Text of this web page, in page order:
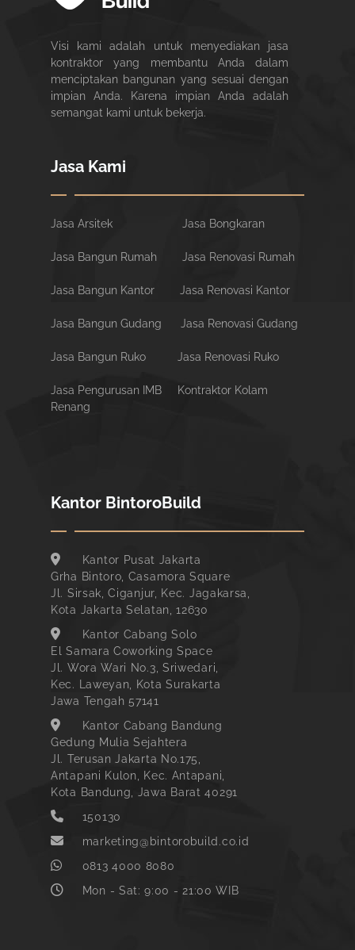
Visi kami adalah untuk menyediakan jasa
kontraktor yang membantu Anda dalam
menciptakan bangunan yang sesuai dengan
impian Anda. Karena impian Anda adalah
semangat kami untuk bekerja.
Jasa Kami
Jasa Arsitek Jasa Bongkaran
Jasa Bangun Rumah Jasa Renovasi Rumah
Jasa Bangun Kantor Jasa Renovasi Kantor
Jasa Bangun Gudang Jasa Renovasi Gudang
Jasa Bangun Ruko Jasa Renovasi Ruko
Jasa Pengurusan IMB
Kontraktor Kolam
Renang
Kantor BintoroBuild
Kantor Pusat Jakarta
Grha Bintoro, Casamora Square
Jl. Sirsak, Ciganjur, Kec. Jagakarsa,
Kota Jakarta Selatan, 12630
Kantor Cabang Solo
El Samara Coworking Space
Jl. Wora Wari No.3, Sriwedari,
Kec. Laweyan, Kota Surakarta
Jawa Tengah 57141
Kantor Cabang Bandung
Gedung Mulia Sejahtera
Jl. Terusan Jakarta No.175,
Antapani Kulon, Kec. Antapani,
Kota Bandung, Jawa Barat 40291
150130
marketing@bintorobuild.co.id
0813 4000 8080
Mon - Sat: 9:00 - 21:00 WIB